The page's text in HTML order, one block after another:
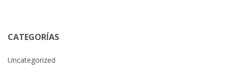
CATEGORÍAS
Uncategorized